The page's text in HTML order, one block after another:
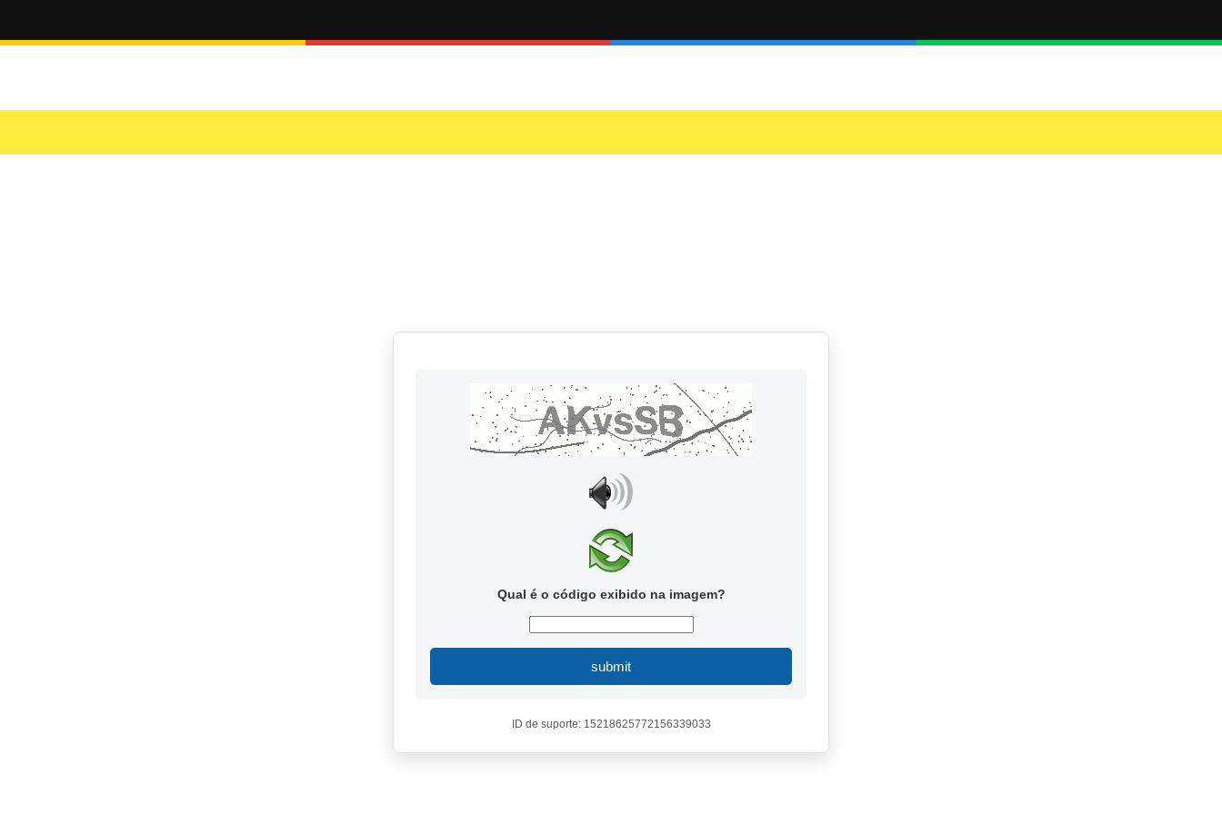
Qual é o código exibido na imagem?
submit
ID de suporte: 15218625772156339033